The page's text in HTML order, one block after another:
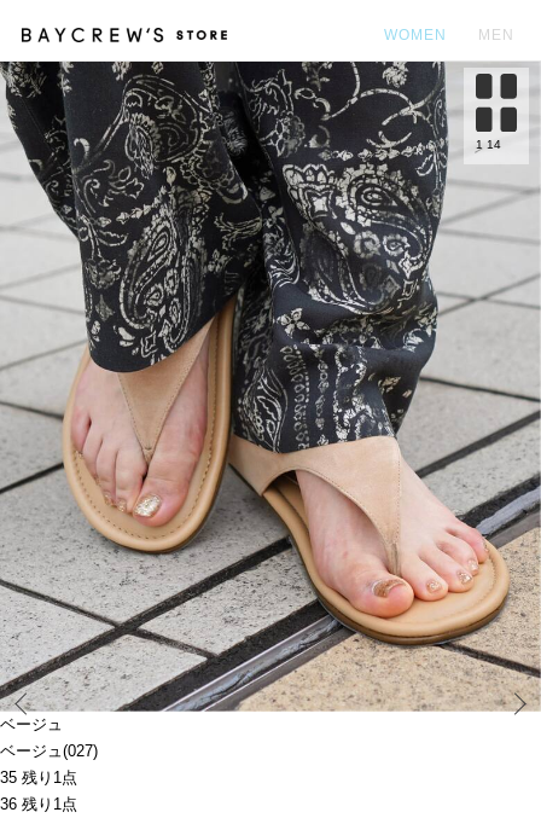
WOMEN MEN
ベージュ
ベージュ(027)
35 残り1点
36 残り1点
Prev
1 14